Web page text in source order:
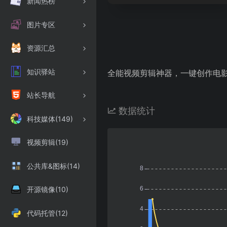
图片专区
资源汇总
知识驿站
站长导航
科技媒体(149)
视频剪辑(19)
公共库&图标(14)
开源镜像(10)
代码托管(12)
全能视频剪辑神器，一键创作电
数据统计